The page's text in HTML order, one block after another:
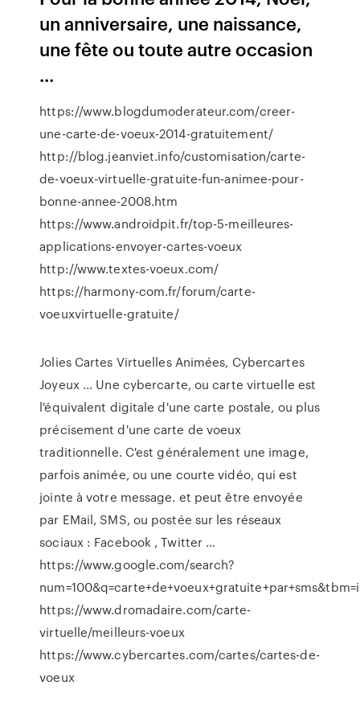
un anniversaire, une naissance,
une fête ou toute autre occasion
...
https://www.blogdumoderateur.com/creer-
une-carte-de-voeux-2014-gratuitement/
http://blog.jeanviet.info/customisation/carte-
de-voeux-virtuelle-gratuite-fun-animee-pour-
bonne-annee-2008.htm
https://www.androidpit.fr/top-5-meilleures-
applications-envoyer-cartes-voeux
http://www.textes-voeux.com/
https://harmony-com.fr/forum/carte-
voeuxvirtuelle-gratuite/
Jolies Cartes Virtuelles Animées, Cybercartes
Joyeux ... Une cybercarte, ou carte virtuelle est
l'équivalent digitale d'une carte postale, ou plus
précisement d'une carte de voeux
traditionnelle. C'est généralement une image,
parfois animée, ou une courte vidéo, qui est
jointe à votre message. et peut être envoyée
par EMail, SMS, ou postée sur les réseaux
sociaux : Facebook , Twitter ...
https://www.google.com/search?
https://www.dromadaire.com/carte-
virtuelle/meilleurs-voeux
https://www.cybercartes.com/cartes/cartes-de-
voeux